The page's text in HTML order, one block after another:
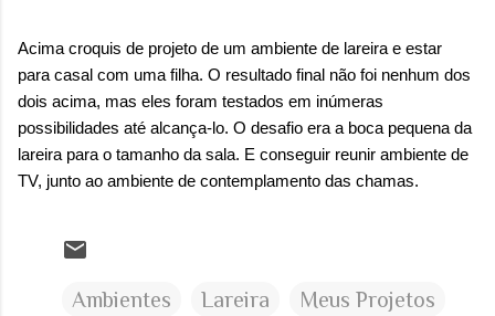
Acima croquis de projeto de um ambiente de lareira e estar
para casal com uma filha. O resultado final não foi nenhum dos
dois acima, mas eles foram testados em inúmeras
possibilidades até alcança-lo. O desafio era a boca pequena da
lareira para o tamanho da sala. E conseguir reunir ambiente de
TV, junto ao ambiente de contemplamento das chamas.
Ambientes Lareira Meus Projetos